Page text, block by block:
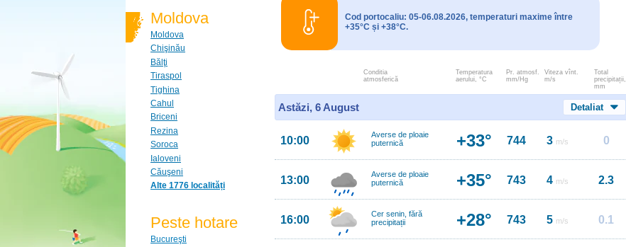
Moldova
Moldova
Chişinău
Bălţi
Tiraspol
Tighina
Cahul
Briceni
Rezina
Soroca
Ialoveni
Căuşeni
Alte 1776 localități
Peste hotare
Bucureşti
Cod portocaliu: 05-06.08.2026, temperaturi maxime între
+35°C și +38°C.
Conditia
atmosferică
Temperatura
aerului, °C
Pr. atmosf.
mm/Hg
Viteza vînt.
m/s
Total
precipitații,
mm
Astăzi, 6 August Detaliat
10:00
Averse de ploaie
puternică
+33° 744 3 m/s 0
13:00
Averse de ploaie
puternică
+35° 743 4 m/s 2.3
16:00
Cer senin, fără
precipitații
+28° 743 5 m/s 0.1